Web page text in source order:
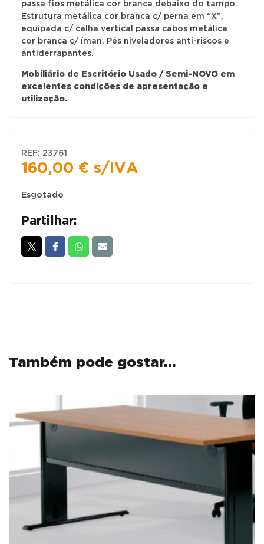
passa fios metálica cor branca debaixo do tampo.
Estrutura metálica cor branca c/ perna em “X”,
equipada c/ calha vertical passa cabos metálica
cor branca c/ íman. Pés niveladores anti-riscos e
antiderrapantes.
Mobiliário de Escritório Usado / Semi-NOVO em
excelentes condições de apresentação e
utilização.
REF: 23761
160,00 € s/IVA
Esgotado
Partilhar:
Também pode gostar…